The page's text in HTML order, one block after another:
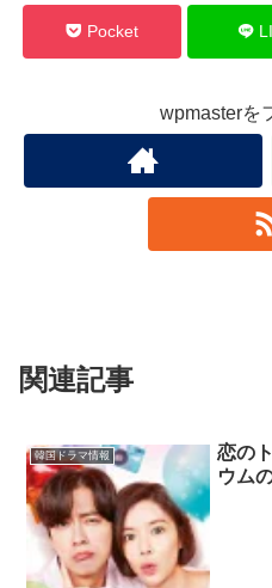
Pocket
wpmasterを
関連記事
韓国ドラマ情報
恋の
ウム